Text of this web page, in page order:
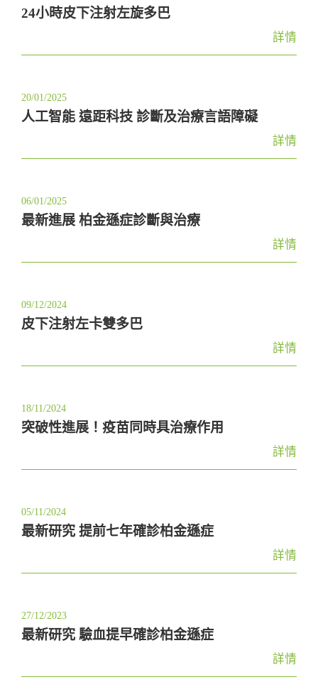
24小時皮下注射左旋多巴
詳情
20/01/2025
人工智能 遠距科技 診斷及治療言語障礙
詳情
06/01/2025
最新進展 柏金遜症診斷與治療
詳情
09/12/2024
皮下注射左卡雙多巴
詳情
18/11/2024
突破性進展！疫苗同時具治療作用
詳情
05/11/2024
最新研究 提前七年確診柏金遜症
詳情
27/12/2023
最新研究 驗血提早確診柏金遜症
詳情